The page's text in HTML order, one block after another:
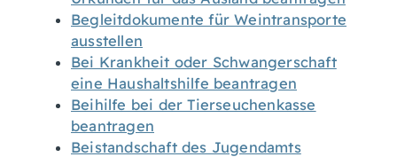
Begleitdokumente für Weintransporte
ausstellen
Bei Krankheit oder Schwangerschaft
eine Haushaltshilfe beantragen
Beihilfe bei der Tierseuchenkasse
beantragen
Beistandschaft des Jugendamts